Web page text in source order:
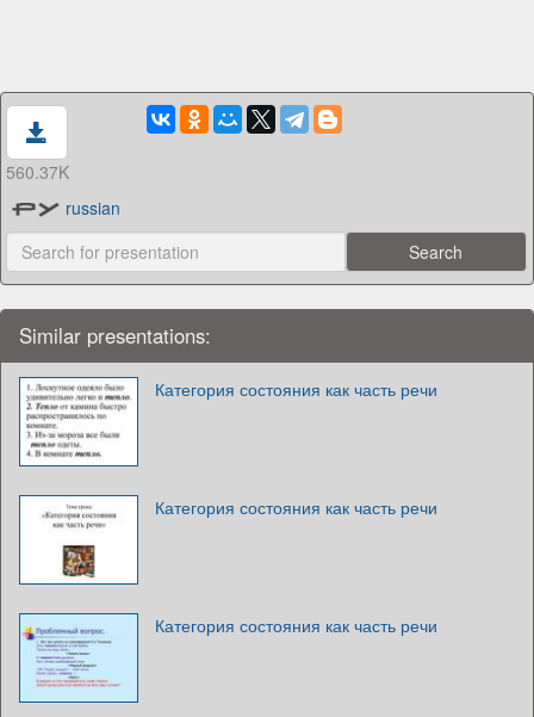
560.37K
russian
Similar presentations:
Категория состояния как часть речи
Категория состояния как часть речи
Категория состояния как часть речи